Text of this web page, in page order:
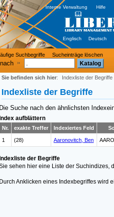
Suchbegriffe Sucheinträge löschen
Interne Verwaltung Hilfe
Englisch Deutsch
Sie befinden sich hier: Indexliste der Begriffe
Indexliste der Begriffe
Die Suche nach den ähnlichsten
aufblättern
Nr. exakte Treffer Indexiertes Feld
1 (28) Aaronovitch, Ben
Indexliste der Begriffe
sehen hier eine Liste der Suchindizes,
Durch Anklicken eines Indexbegriffes wird